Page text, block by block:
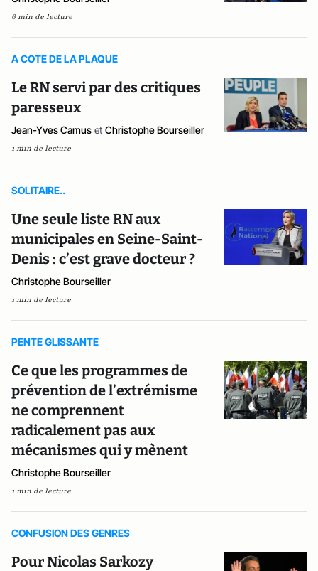
6 min de lecture
A COTE DE LA PLAQUE
Le RN servi par des critiques
paresseux
Jean-Yves Camus et Christophe Bourseiller
1 min de lecture
SOLITAIRE..
Une seule liste RN aux
municipales en Seine-Saint-
Denis : c’est grave docteur ?
Christophe Bourseiller
1 min de lecture
PENTE GLISSANTE
Ce que les programmes de
prévention de l’extrémisme
ne comprennent
radicalement pas aux
mécanismes qui y mènent
Christophe Bourseiller
1 min de lecture
CONFUSION DES GENRES
Pour Nicolas Sarkozy